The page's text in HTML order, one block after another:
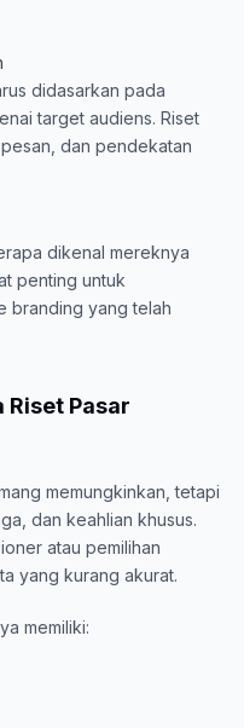
didasarkan pada
target audiens. Riset
dan pendekatan
dikenal mereknya
penting untuk
branding yang telah
Riset Pasar
memungkinkan, tetapi
dan keahlian khusus.
atau pemilihan
yang kurang akurat.
memiliki: